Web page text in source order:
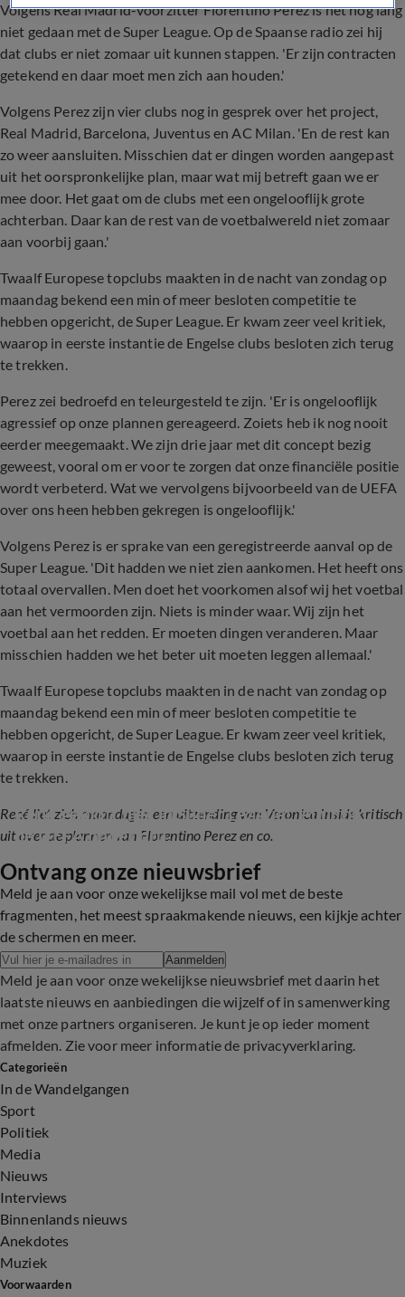
Volgens Real Madrid-voorzitter Florentino Perez is het nog lang
niet gedaan met de Super League. Op de Spaanse radio zei hij
dat clubs er niet zomaar uit kunnen stappen. 'Er zijn contracten
getekend en daar moet men zich aan houden.'
Volgens Perez zijn vier clubs nog in gesprek over het project,
Real Madrid, Barcelona, Juventus en AC Milan. 'En de rest kan
zo weer aansluiten. Misschien dat er dingen worden aangepast
uit het oorspronkelijke plan, maar wat mij betreft gaan we er
mee door. Het gaat om de clubs met een ongelooflijk grote
achterban. Daar kan de rest van de voetbalwereld niet zomaar
aan voorbij gaan.'
Twaalf Europese topclubs maakten in de nacht van zondag op
maandag bekend een min of meer besloten competitie te
hebben opgericht, de Super League. Er kwam zeer veel kritiek,
waarop in eerste instantie de Engelse clubs besloten zich terug
te trekken.
Perez zei bedroefd en teleurgesteld te zijn. 'Er is ongelooflijk
agressief op onze plannen gereageerd. Zoiets heb ik nog nooit
eerder meegemaakt. We zijn drie jaar met dit concept bezig
geweest, vooral om er voor te zorgen dat onze financiële positie
wordt verbeterd. Wat we vervolgens bijvoorbeeld van de UEFA
over ons heen hebben gekregen is ongelooflijk.'
Volgens Perez is er sprake van een geregistreerde aanval op de
Super League. 'Dit hadden we niet zien aankomen. Het heeft ons
totaal overvallen. Men doet het voorkomen alsof wij het voetbal
aan het vermoorden zijn. Niets is minder waar. Wij zijn het
voetbal aan het redden. Er moeten dingen veranderen. Maar
misschien hadden we het beter uit moeten leggen allemaal.'
Twaalf Europese topclubs maakten in de nacht van zondag op
maandag bekend een min of meer besloten competitie te
hebben opgericht, de Super League. Er kwam zeer veel kritiek,
waarop in eerste instantie de Engelse clubs besloten zich terug
te trekken.
René liet zich maandag in een uitzending van Veronica Inside kritisch
uit over de plannen van Florentino Perez en co.
1:12
René gelooft niet in Super League: 'Puur om
de UEFA onder dru...
Ontvang onze nieuwsbrief
Meld je aan voor onze wekelijkse mail vol met de beste
fragmenten, het meest spraakmakende nieuws, een kijkje achter
de schermen en meer.
Aanmelden
Meld je aan voor onze wekelijkse nieuwsbrief met daarin het
laatste nieuws en aanbiedingen die wijzelf of in samenwerking
met onze partners organiseren. Je kunt je op ieder moment
afmelden. Zie voor meer informatie de privacyverklaring.
Categorieën
In de Wandelgangen
Sport
Politiek
Media
Nieuws
Interviews
Binnenlands nieuws
Anekdotes
Muziek
Voorwaarden